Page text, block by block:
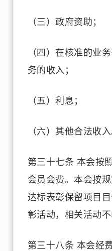
（三）政府资助；
（四）在核准的业
务的收入；
（五）利息；
（六）其他合法收入
第三十七条 本会按
会员会费。本会按
达标表彰保留项目
彰活动，相关活动不
第三十八条 本会经